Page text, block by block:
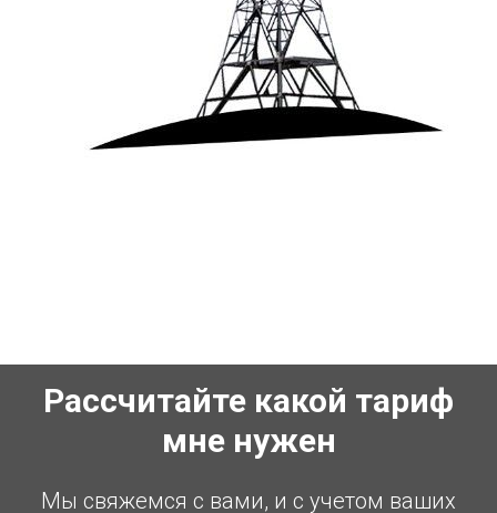
Рассчитайте какой тариф
мне нужен
Мы свяжемся с вами, и с учетом ваших